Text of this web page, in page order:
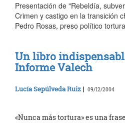
Presentación de "Rebeldía,
Crimen y castigo en la transición
Pedro Rosas, preso político
Un libro
Informe Valech
Lucía Sepúlveda Ruiz | 09/12/2004
«Nunca más tortura» es una